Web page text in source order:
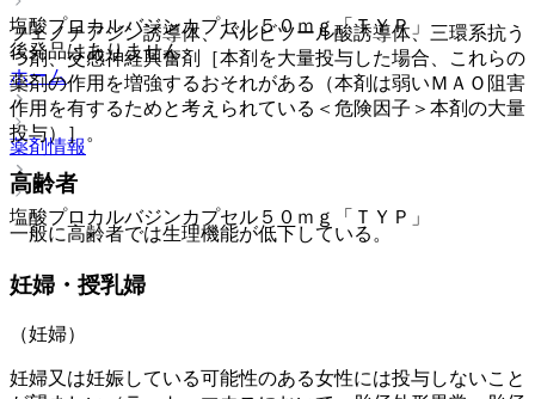
塩酸プロカルバジンカプセル５０ｍｇ「ＴＹＰ」
後発品はありません
ホーム
薬剤情報
塩酸プロカルバジンカプセル５０ｍｇ「ＴＹＰ」
フェノチアジン誘導体、バルビツール酸誘導体、三環系抗う
つ剤、交感神経興奮剤［本剤を大量投与した場合、これらの
薬剤の作用を増強するおそれがある（本剤は弱いＭＡＯ阻害
作用を有するためと考えられている＜危険因子＞本剤の大量
投与）］。
高齢者
一般に高齢者では生理機能が低下している。
妊婦・授乳婦
（妊婦）
妊婦又は妊娠している可能性のある女性には投与しないこと